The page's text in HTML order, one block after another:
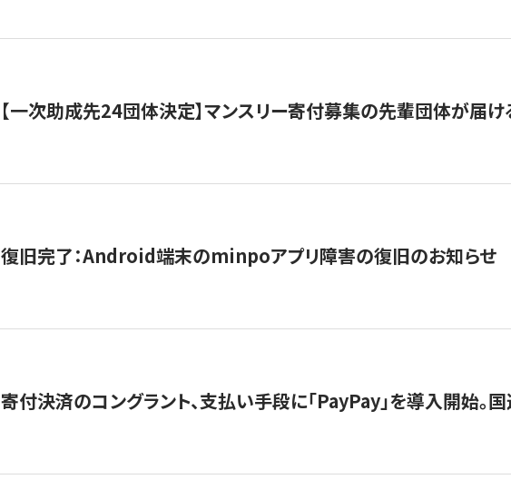
【一次助成先24団体決定】マンスリー寄付募集の先輩団体が届
復旧完了：Android端末のminpoアプリ障害の復旧のお知らせ
寄付決済のコングラント、支払い手段に「PayPay」を導入開始。